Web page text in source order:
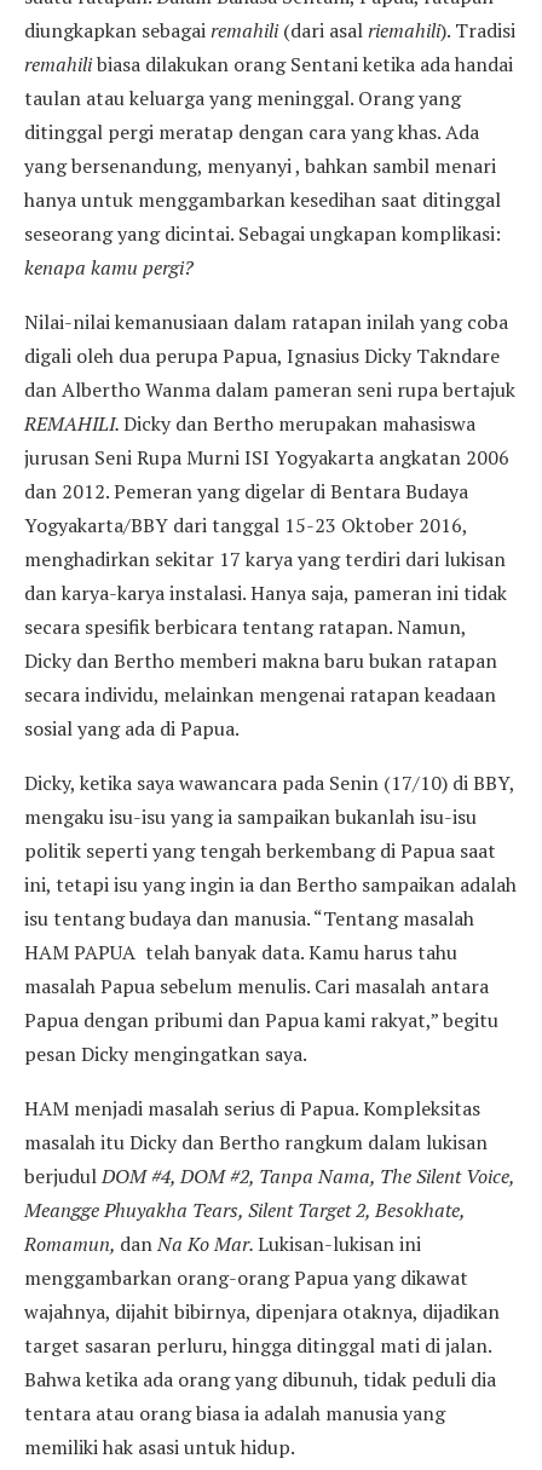
diungkapkan sebagairemahili(dari asalriemahili). Tradisi
remahilibiasa dilakukan orang Sentani ketika ada handai
taulan atau keluarga yang meninggal. Orang yang
ditinggal pergi meratap dengan cara yang khas. Ada
yang bersenandung, menyanyi , bahkan sambil menari
hanya untuk menggambarkan kesedihan saat ditinggal
seseorang yang dicintai. Sebagai ungkapan komplikasi:
kenapa kamu pergi?
Nilai-nilai kemanusiaan dalam ratapan inilah yang coba
digali oleh dua perupa Papua, Ignasius Dicky Takndare
dan Albertho Wanma dalam pameran seni rupa bertajuk
REMAHILI.Dicky dan Bertho merupakan mahasiswa
jurusan Seni Rupa Murni ISI Yogyakarta angkatan 2006
dan 2012. Pemeran yang digelar di Bentara Budaya
Yogyakarta/BBY dari tanggal 15-23 Oktober 2016,
menghadirkan sekitar 17 karya yang terdiri dari lukisan
dan karya-karya instalasi. Hanya saja, pameran ini tidak
secara spesifik berbicara tentang ratapan. Namun,
Dicky dan Bertho memberi makna baru bukan ratapan
secara individu, melainkan mengenai ratapan keadaan
sosial yang ada di Papua.
Dicky, ketika saya wawancara pada Senin (17/10) di BBY,
mengaku isu-isu yang ia sampaikan bukanlah isu-isu
politik seperti yang tengah berkembang di Papua saat
ini, tetapi isu yang ingin ia dan Bertho sampaikan adalah
isu tentang budaya dan manusia. “Tentang masalah
HAM PAPUA telah banyak data. Kamu harus tahu
masalah Papua sebelum menulis. Cari masalah antara
Papua dengan pribumi dan Papua kami rakyat,” begitu
pesan Dicky mengingatkan saya.
HAM menjadi masalah serius di Papua. Kompleksitas
masalah itu Dicky dan Bertho rangkum dalam lukisan
berjudulDOM #4, DOM #2, Tanpa Nama, The Silent Voice,
Meangge Phuyakha Tears, Silent Target 2, Besokhate,
Romamun, danNa Ko Mar.Lukisan-lukisan ini
menggambarkan orang-orang Papua yang dikawat
wajahnya, dijahit bibirnya, dipenjara otaknya, dijadikan
target sasaran perluru, hingga ditinggal mati di jalan.
Bahwa ketika ada orang yang dibunuh, tidak peduli dia
tentara atau orang biasa ia adalah manusia yang
memiliki hak asasi untuk hidup.